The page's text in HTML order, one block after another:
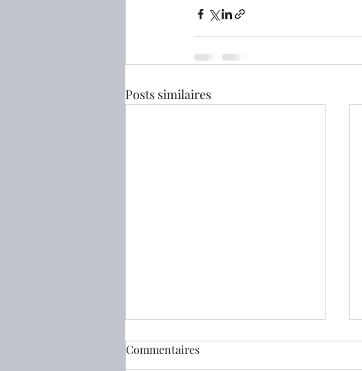
Posts similaires
Commentaires